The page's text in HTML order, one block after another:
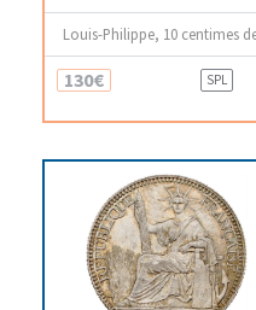
Louis-Philippe, 10 centimes
130€ SPL